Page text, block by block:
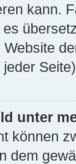
kann.
unter
können
dem